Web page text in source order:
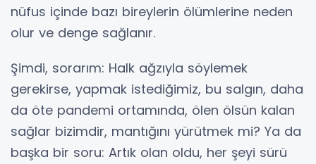
nüfus içinde bazı bireylerin ölümlerine neden
olur ve denge sağlanır.
Şimdi, sorarım: Halk ağzıyla söylemek
gerekirse, yapmak istediğimiz, bu salgın, daha
da öte pandemi ortamında, ölen ölsün kalan
sağlar bizimdir, mantığını yürütmek mi? Ya da
başka bir soru: Artık olan oldu, her şeyi sürü